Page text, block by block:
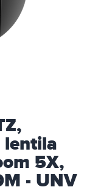
lentila
5X,
- UNV